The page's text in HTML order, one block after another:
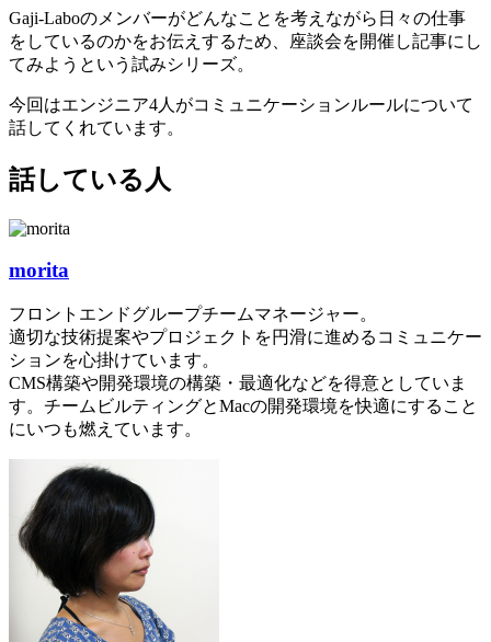
Gaji-Laboのメンバーがどんなことを考えながら日々の仕事
をしているのかをお伝えするため、座談会を開催し記事にし
てみようという試みシリーズ。
今回はエンジニア4人がコミュニケーションルールについて
話してくれています。
話している人
morita
フロントエンドグループチームマネージャー。
適切な技術提案やプロジェクトを円滑に進めるコミュニケー
ションを心掛けています。
CMS構築や開発環境の構築・最適化などを得意としていま
す。チームビルティングとMacの開発環境を快適にすること
にいつも燃えています。